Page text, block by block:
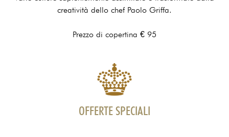
creatività dello chef Paolo Griffa.
Prezzo di copertina € 95
OFFERTE SPECIALI